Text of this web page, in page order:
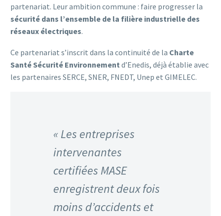
partenariat. Leur ambition commune : faire progresser la
sécurité dans l’ensemble de la filière industrielle des
réseaux électriques.
Ce partenariat s’inscrit dans la continuité de la Charte
Santé Sécurité Environnement d’Enedis, déjà établie avec
les partenaires SERCE, SNER, FNEDT, Unep et GIMELEC.
« Les entreprises
intervenantes
certifiées MASE
enregistrent deux fois
moins d’accidents et